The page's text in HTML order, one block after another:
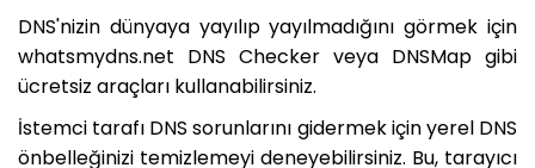
DNS'nizin dünyaya yayılıp yayılmadığını görmek için
whatsmydns.net DNS Checker veya DNSMap gibi
ücretsiz araçları kullanabilirsiniz.
İstemci tarafı DNS sorunlarını gidermek için yerel DNS
önbelleğinizi temizlemeyi deneyebilirsiniz. Bu, tarayıcı